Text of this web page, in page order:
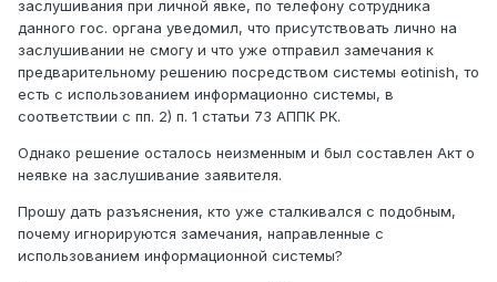
заслушивания при личной явке, по телефону сотрудника
данного гос. органа уведомил, что присутствовать лично на
заслушивании не смогу и что уже отправил замечания к
предварительному решению посредством системы eotinish, то
есть с использованием информационно системы, в
соответствии с пп. 2) п. 1 статьи 73 АППК РК.
Однако решение осталось неизменным и был составлен Акт о
неявке на заслушивание заявителя.
Прошу дать разъяснения, кто уже сталкивался с подобным,
почему игнорируются замечания, направленные с
использованием информационной системы?